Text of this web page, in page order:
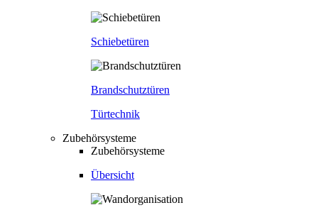
Schiebetüren
Brandschutztüren
Türtechnik
Zubehörsysteme
Zubehörsysteme
Übersicht